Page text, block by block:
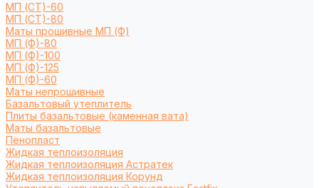
МП (СТ)-60
МП (СТ)-80
Маты прошивные МП (Ф)
МП (Ф)-80
МП (Ф)-100
МП (Ф)-125
МП (Ф)-60
Маты непрошивные
Базальтовый утеплитель
Плиты базальтовые (каменная вата)
Маты базальтовые
Пенопласт
Жидкая теплоизоляция
Жидкая теплоизоляция Астратек
Жидкая теплоизоляция Корунд